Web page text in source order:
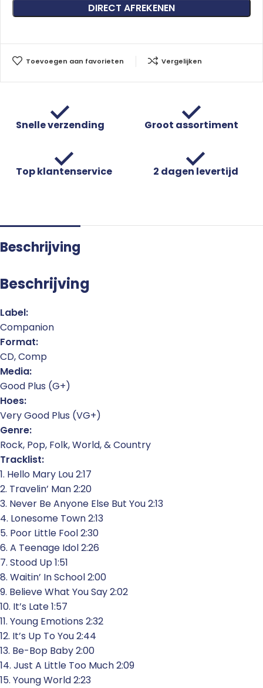
DIRECT AFREKENEN
Toevoegen aan favorieten Vergelijken
Snelle verzending Groot assortiment
Top klantenservice 2 dagen levertijd
Beschrijving
Beschrijving
Label:
Companion
Format:
CD, Comp
Media:
Good Plus (G+)
Hoes:
Very Good Plus (VG+)
Genre:
Rock, Pop, Folk, World, & Country
Tracklist:
1. Hello Mary Lou 2:17
2. Travelin’ Man 2:20
3. Never Be Anyone Else But You 2:13
4. Lonesome Town 2:13
5. Poor Little Fool 2:30
6. A Teenage Idol 2:26
7. Stood Up 1:51
8. Waitin’ In School 2:00
9. Believe What You Say 2:02
10. It’s Late 1:57
11. Young Emotions 2:32
12. It’s Up To You 2:44
13. Be-Bop Baby 2:00
14. Just A Little Too Much 2:09
15. Young World 2:23